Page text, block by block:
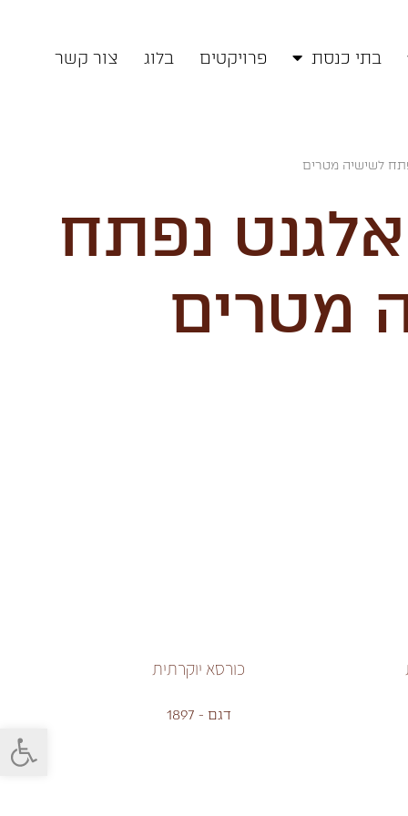
בתי כנסת פרויקטים בלוג צור קשר
לשישיה מטרים
נפתח
מטרים
כורסא יוקרתית
דגם - 1897
פתח